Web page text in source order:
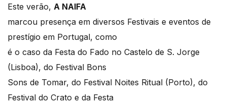
Este verão, A NAIFA
marcou presença em diversos Festivais e eventos de
prestígio em Portugal, como
é o caso da Festa do Fado no Castelo de S. Jorge
(Lisboa), do Festival Bons
Sons de Tomar, do Festival Noites Ritual (Porto), do
Festival do Crato e da Festa